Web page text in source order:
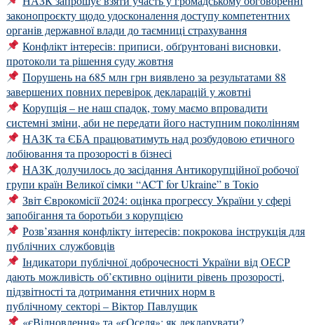
законопроєкту щодо удосконалення доступу компетентних
органів державної влади до таємниці страхування
Конфлікт інтересів: приписи, обґрунтовані висновки,
протоколи та рішення суду жовтня
Порушень на 685 млн грн виявлено за результатами 88
завершених повних перевірок декларацій у жовтні
Корупція – не наш спадок, тому маємо впровадити
системні зміни, аби не передати його наступним поколінням
НАЗК та ЄБА працюватимуть над розбудовою етичного
лобіювання та прозорості в бізнесі
НАЗК долучилось до засідання Антикорупційної робочої
групи країн Великої сімки “ACT for Ukraine” в Токіо
Звіт Єврокомісії 2024: оцінка прогрессу України у сфері
запобігання та боротьби з корупцією
Розв’язання конфлікту інтересів: покрокова інструкція для
публічних службовців
Індикатори публічної доброчесності України від ОЕСР
дають можливість об’єктивно оцінити рівень прозорості,
підзвітності та дотримання етичних норм в
публічному секторі – Віктор Павлущик
«єВідновлення» та «єОселя»: як декларувати?